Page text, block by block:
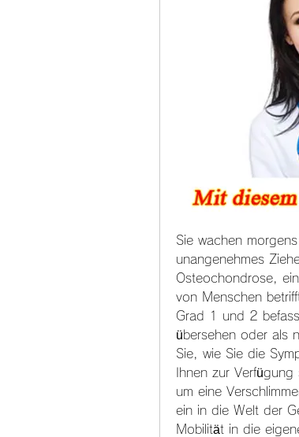
Sie wachen
unangenehmes
Osteochondrose,
von Menschen
Grad 1 und 2
übersehen oder als
Sie, wie Sie die
Ihnen zur
um eine
ein in die Welt der
Mobilität in die